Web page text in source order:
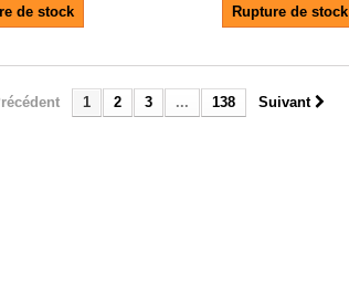
de stock Rupture de stock
1 2 3 ... 138 Suivant